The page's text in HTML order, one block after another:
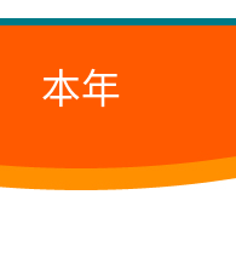
本年